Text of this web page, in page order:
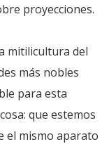
proyecciones.
mitilicultura del
más nobles
para esta
que estemos
el mismo aparato